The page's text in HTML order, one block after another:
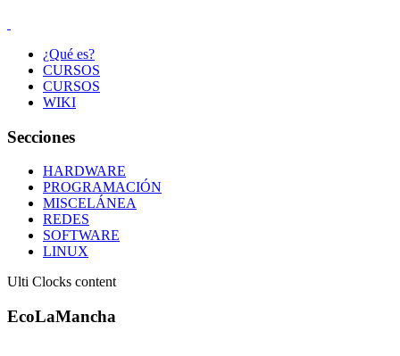
¿Qué es?
CURSOS
CURSOS
WIKI
Secciones
HARDWARE
PROGRAMACIÓN
MISCELÁNEA
REDES
SOFTWARE
LINUX
Ulti Clocks content
EcoLaMancha